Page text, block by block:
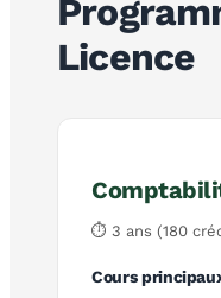
Licence
⏱ 3 ans (180
Cours